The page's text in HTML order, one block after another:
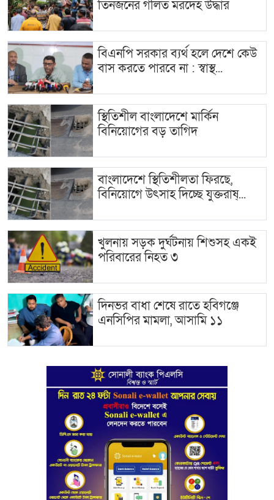
তিনজনের গলিত মরদেহ উদ্ধার
বিএনপি সরকার ব্যর্থ হলে দেশে কেউ
বাস করতে পারবে না : স্বাস্থ...
স্থিতিশীল বাংলাদেশে মার্কিন
বিনিয়োগের বড় তাগিদ
বাংলাদেশে স্থিতিশীলতা ফিরছে,
বিনিয়োগে উৎসাহ দিচ্ছে যুক্তরাষ্...
খুলনায় সড়ক দুর্ঘটনায় শিশুসহ একই
পরিবারের নিহত ৩
দিনভর বাধা শেষে রাতে হবিগঞ্জে
এনসিপির মামলা, আসামি ১১